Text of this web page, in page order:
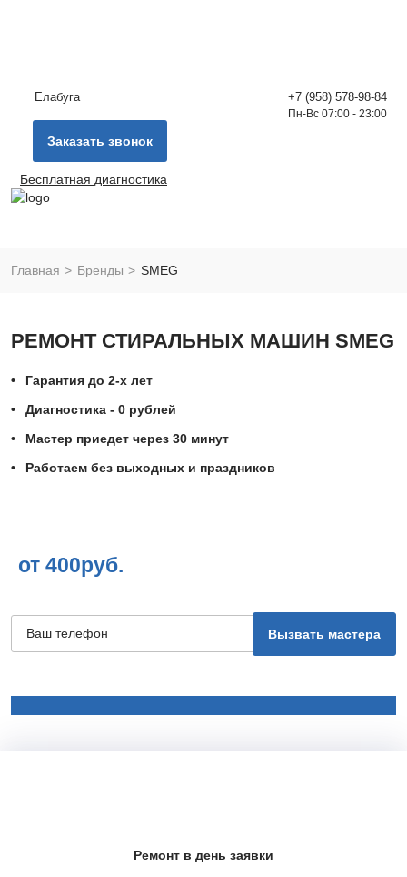
Елабуга +7 (958) 578-98-84
Пн-Вс 07:00 - 23:00
Заказать звонок
Бесплатная диагностика
Главная Бренды SMEG
РЕМОНТ СТИРАЛЬНЫХ МАШИН SMEG
Гарантия до 2-х лет
Диагностика - 0 рублей
Мастер приедет через 30 минут
Работаем без выходных и праздников
от 400руб.
Ремонт в день заявки